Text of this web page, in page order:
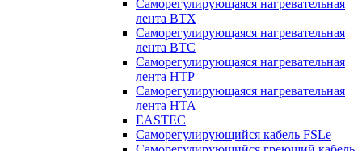
Саморегулирующаяся нагревательная
лента ВТХ
Саморегулирующаяся нагревательная
лента ВТС
Саморегулирующаяся нагревательная
лента НТР
Саморегулирующаяся нагревательная
лента НТА
EASTEC
Саморегулирующийся кабель FSLe